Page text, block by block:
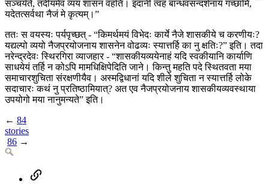
सञ्चर्यते, तदीयमेव व्ययं शासनं वहति। इदानीं त्वहं बान्धवसन्दर्शनाय गच्छामि,
यदेतत्सर्वथा नैजं मे कृत्यम्।”
ततः स वयस्यः पर्यपृच्छत् - “किमर्थमयं विभेदः कार्ये नैजे शासकीये च करणीयः?
यद्यल्पो व्ययो नैजप्रयोजनाय शासनेन वोढव्यः स्यात्तर्हि का नु क्षतिः?” इति। तदा
नरेन्द्रदेवः स्थिरगिरा व्याजहार - “शासकीयव्ययेनाहं यदि स्वकीयानि कार्याणि
साधयेयं तर्हि न कोऽपि मामधिक्षिपेदिति जाने। किन्तु महति पदे स्थितवता मया
समाचारशुचिता संरक्षणीयैव। अस्मद्विधानां यदि शीले शुचिता न स्यात्तर्हि लोके
सदाचारः कथं नु प्रतिष्ठामियात्? अत एव नैजप्रयोजनाय शासकीयव्यवस्थाया
उपयोगो मया नानुमन्यते” इति।
← 84
stories
86 →